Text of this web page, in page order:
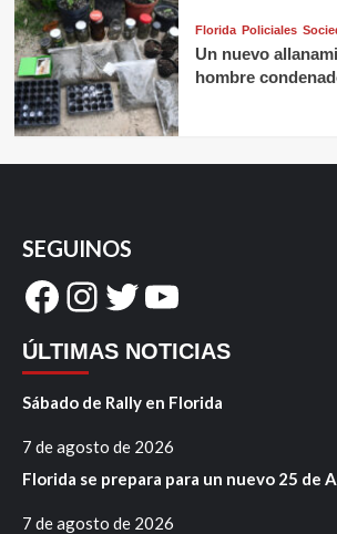
Florida Policiales
Un nuevo
hombre
SEGUINOS
Facebook
Instagram
Twitter
YouTube
ÚLTIMAS NOTICIAS
Sábado de Rally en Florida
7 de agosto de 2026
Florida se prepara para un nuevo 25 de
7 de agosto de 2026